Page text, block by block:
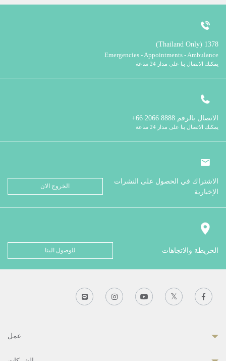
1378 (Thailand Only)
Emergencies - Appointments - Ambulance
يمكنك الاتصال بنا على مدار 24 ساعة
الاتصال بالرقم
يمكنك الاتصال بنا على مدار 24 ساعة
الاشتراك في الحصول على النشرات
الإخبارية
الخروج الان
الخريطة والاتجاهات للوصول الينا
عمل